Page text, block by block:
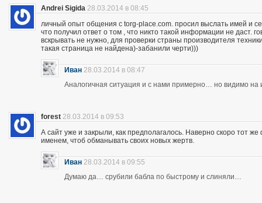
Andrei Sigida 28.03.2014 в 08:45
личный опыт общения с torg-place.com. просил выслать имей и
что получил ответ о том , что никто такой информации не
вскрывать не нужно, для проверки страны производителя
такая страница не найдена)-забанили черти)))
Иван 28.03.2014 в 08:47
Аналогичная ситуация и с нами примерно… но видимо на
forest 28.03.2014 в 09:53
А сайт уже и закрыли, как предполагалось. Наверно скоро тот
именем, чтоб обманывать своих новых жертв.
Иван 28.03.2014 в 09:55
Думаю да… срубили бабла по быстрому и слиняли…